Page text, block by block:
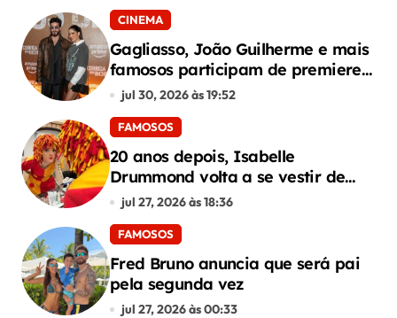
CINEMA
Gagliasso, João Guilherme e mais
famosos participam de premiere
de “Corrida dos Bichos”
jul 30, 2026 às 19:52
FAMOSOS
20 anos depois, Isabelle
Drummond volta a se vestir de
Emília do Sítio
jul 27, 2026 às 18:36
FAMOSOS
Fred Bruno anuncia que será pai
pela segunda vez
jul 27, 2026 às 00:33